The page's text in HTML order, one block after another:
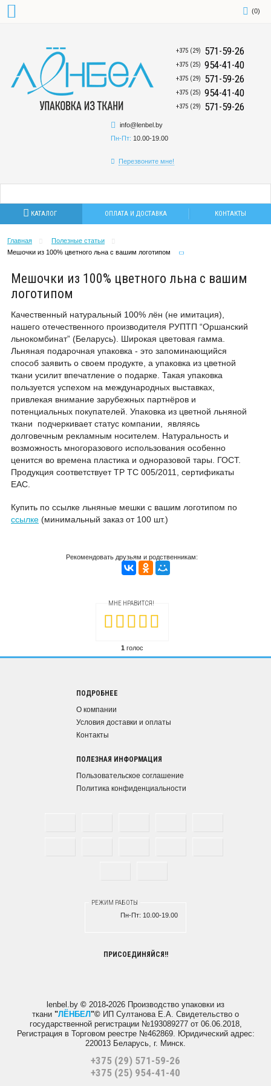
(0)
+375 (29) 571-59-26
+375 (25) 954-41-40
+375 (29) 571-59-26
+375 (25) 954-41-40
+375 (29) 571-59-26
info@lenbel.by
Пн-Пт: 10.00-19.00
Перезвоните мне!
КАТАЛОГ ОПЛАТА И ДОСТАВКА КОНТАКТЫ
Главная
Полезные статьи
Мешочки из 100% цветного льна с вашим логотипом
Мешочки из 100% цветного льна с вашим
логотипом
Качественный натуральный 100% лён (не имитация),
нашего отечественного производителя РУПТП “Оршанский
льнокомбинат” (Беларусь). Широкая цветовая гамма.
Льняная подарочная упаковка - это запоминающийся
способ заявить о своем продукте, а упаковка из цветной
ткани усилит впечатление о подарке. Такая упаковка
пользуется успехом на международных выставках,
привлекая внимание зарубежных партнёров и
потенциальных покупателей. Упаковка из цветной льняной
ткани подчеркивает статус компании, являясь
долговечным рекламным носителем. Натуральность и
возможность многоразового использования особенно
ценится во времена пластика и одноразовой тары. ГОСТ.
Продукция соответствует ТР ТС 005/2011, сертификаты
EAC.
Купить по ссылке льняные мешки с вашим логотипом по
ссылке (минимальный заказ от 100 шт.)
Рекомендовать друзьям и родственникам:
МНЕ НРАВИТСЯ!
1 голос
ПОДРОБНЕЕ
О компании
Условия доставки и оплаты
Контакты
ПОЛЕЗНАЯ ИНФОРМАЦИЯ
Пользовательское соглашение
Политика конфиденциальности
РЕЖИМ РАБОТЫ
Пн-Пт: 10.00-19.00
ПРИСОЕДИНЯЙСЯ!!
lenbel.by © 2018-2026 Производство упаковки из
ткани "ЛЁНБЕЛ"© ИП Султанова Е.А. Свидетельство о
государственной регистрации №193089277 от 06.06.2018,
Регистрация в Торговом реестре №462869. Юридический адрес:
220013 Беларусь, г. Минск.
+375 (29) 571-59-26
+375 (25) 954-41-40